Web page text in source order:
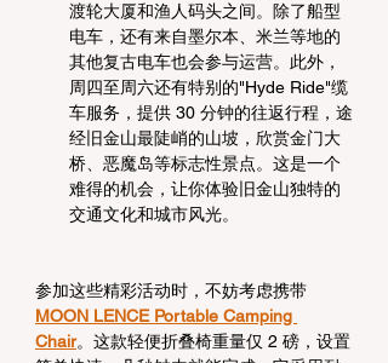
渡轮大厦和渔人码头之间。除了船型
电车，还有来自墨尔本、米兰等地的
其他复古电车也会参与运营。此外，
周四至周六还有特别的"Hyde Ride"缆
车服务，提供 30 分钟的往返行程，途
经旧金山最陡峭的山坡，欣赏金门大
桥、恶魔岛等标志性景点。这是一个
难得的机会，让你体验旧金山独特的
交通文化和城市风光。
参加这些精彩活动时，不妨考虑携带
MOON LENCE Portable Camping
Chair。这款轻便折叠椅重量仅 2 磅，设置